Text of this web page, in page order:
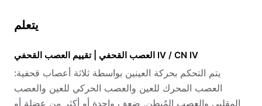
يتعلم
العصب القحفي | تقييم العصب القحفي IV / CN IV
يتم التحكم بحركة العينين بواسطة ثلاثة أعصاب قحفية:
العصب المحرك للعين والعصب الحركي للعين والعصب
المقلبي والعصب المُبطن. ضعف واحدة أو أكثر من عضلة أو